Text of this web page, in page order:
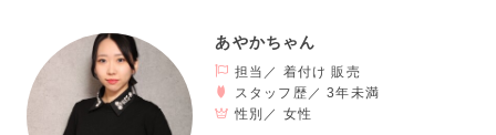
最旬トレンドのくすみカラー袴で、
ずっとかわいい女の子でいたい。
淡い色の袴で、きれいめおしゃれに大変身！！
あやかちゃん
担当／ 着付け 販売
スタッフ歴／ 3年未満
性別／ 女性